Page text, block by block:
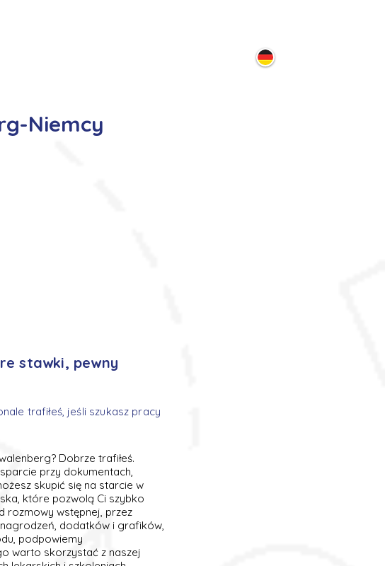
Niemcy
stawki, pewny
trafiłeś, jeśli szukasz pracy
Dobrze trafiłeś.
przy dokumentach,
skupić się na starcie w
które pozwolą Ci szybko
rozmowy wstępnej, przez
dodatków i grafików,
podpowiemy
warto skorzystać z naszej